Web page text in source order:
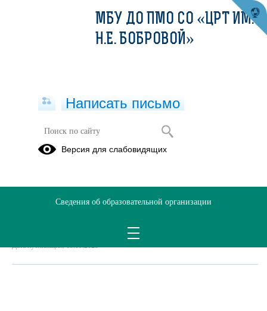
Задание на 12.09.2025
МБУ ДО ПМО СО «ЦРТ ИМ.
Н.Е. БОБРОВОЙ»
Написать письмо
Версия для слабовидящих
Сведения об образовательной организации